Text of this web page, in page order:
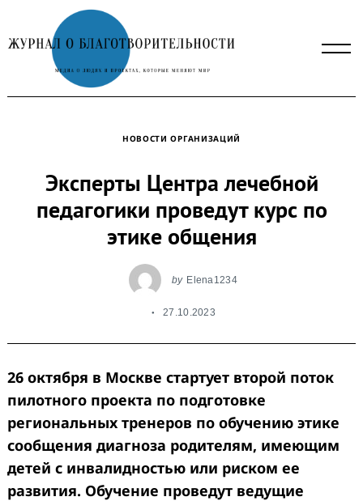
to
content
НОВОСТИ ОРГАНИЗАЦИЙ
Эксперты Центра лечебной
педагогики проведут курс по
этике общения
by Elena1234
27.10.2023
26 октября в Москве стартует второй поток
пилотного проекта по подготовке
региональных тренеров по обучению этике
сообщения диагноза родителям, имеющим
детей с инвалидностью или риском ее
развития. Обучение проведут ведущие